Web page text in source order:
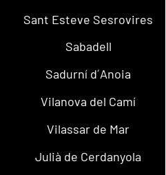
Sant Esteve Sesrovires
Sabadell
Sadurní d´Anoia
Vilanova del Camí
Vilassar de Mar
Julià de Cerdanyola